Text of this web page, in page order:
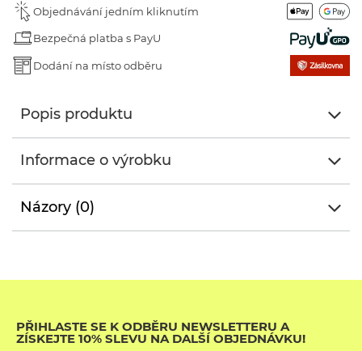
Objednávání jedním kliknutím
Bezpečná platba s PayU
Dodání na místo odběru
Popis produktu
Informace o výrobku
Názory (0)
PŘIHLASTE SE K ODBĚRU NEWSLETTERU A
ZÍSKEJTE 10% SLEVU NA DALŠÍ OBJEDNÁVKU!